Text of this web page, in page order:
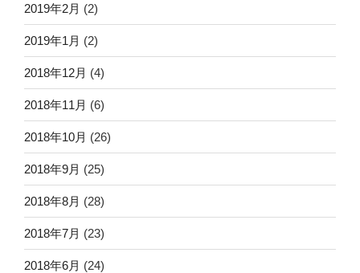
2019年2月 (2)
2019年1月 (2)
2018年12月 (4)
2018年11月 (6)
2018年10月 (26)
2018年9月 (25)
2018年8月 (28)
2018年7月 (23)
2018年6月 (24)